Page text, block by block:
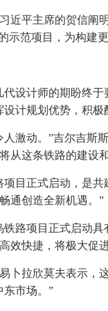
近平主席的贺信
范项目，为构建
设计师的期盼终
计规划优势，积
激动。”吉尔吉
从这条铁路的建设
目正式启动，是
通创造全新机遇。”
路项目正式启动
快捷，将极大促
卜拉欣莫夫表示
东市场。”